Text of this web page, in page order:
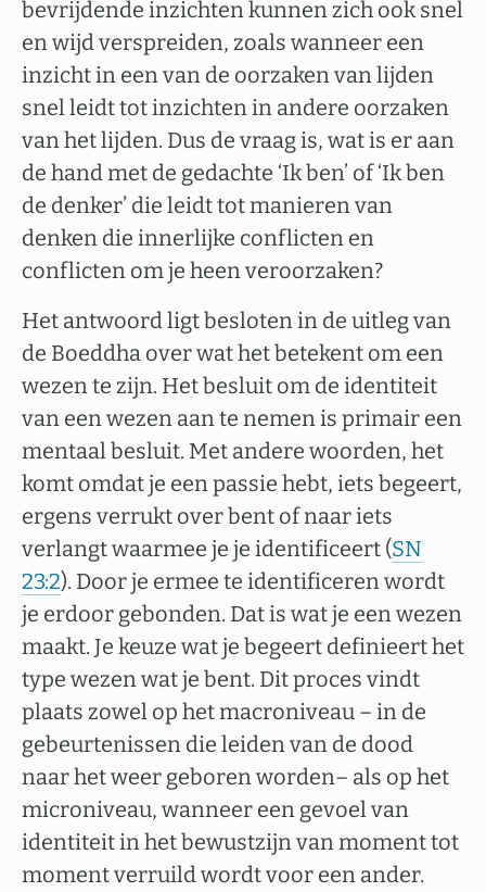
bevrijdende inzichten kunnen zich ook snel
en wijd verspreiden, zoals wanneer een
inzicht in een van de oorzaken van lijden
snel leidt tot inzichten in andere oorzaken
van het lijden. Dus de vraag is, wat is er aan
de hand met de gedachte ‘Ik ben’ of ‘Ik ben
de denker’ die leidt tot manieren van
denken die innerlijke conflicten en
conflicten om je heen veroorzaken?
Het antwoord ligt besloten in de uitleg van
de Boeddha over wat het betekent om een
wezen te zijn. Het besluit om de identiteit
van een wezen aan te nemen is primair een
mentaal besluit. Met andere woorden, het
komt omdat je een passie hebt, iets begeert,
ergens verrukt over bent of naar iets
verlangt waarmee je je identificeert (SN
23:2). Door je ermee te identificeren wordt
je erdoor gebonden. Dat is wat je een wezen
maakt. Je keuze wat je begeert definieert het
type wezen wat je bent. Dit proces vindt
plaats zowel op het macroniveau – in de
gebeurtenissen die leiden van de dood
naar het weer geboren worden– als op het
microniveau, wanneer een gevoel van
identiteit in het bewustzijn van moment tot
moment verruild wordt voor een ander.